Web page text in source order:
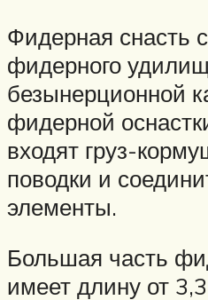
Фидерная снасть
фидерного
безынерционной
фидерной
входят груз-
поводки и
элементы.
Большая часть
имеет длину от